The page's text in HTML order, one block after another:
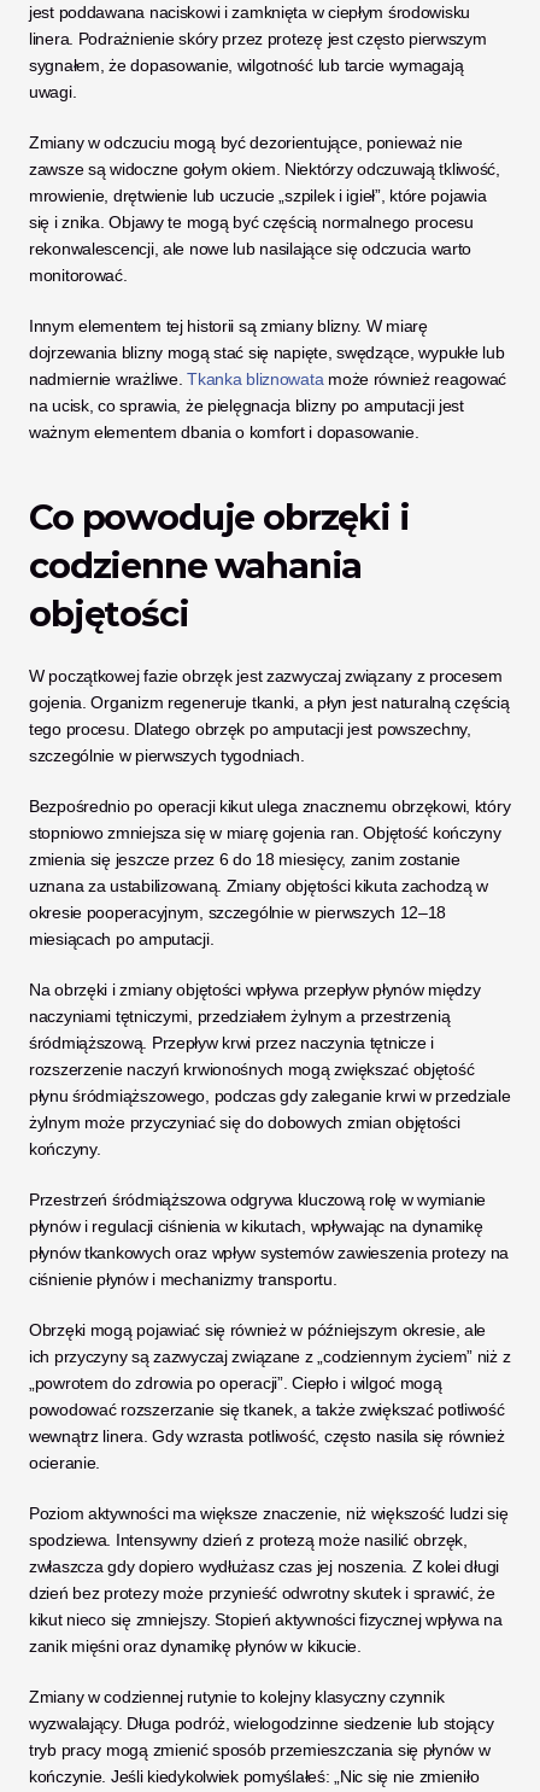
jest poddawana naciskowi i zamknięta w ciepłym środowisku
linera. Podrażnienie skóry przez protezę jest często pierwszym
sygnałem, że dopasowanie, wilgotność lub tarcie wymagają
uwagi.
Zmiany w odczuciu mogą być dezorientujące, ponieważ nie
zawsze są widoczne gołym okiem. Niektórzy odczuwają tkliwość,
mrowienie, drętwienie lub uczucie „szpilek i igieł”, które pojawia
się i znika. Objawy te mogą być częścią normalnego procesu
rekonwalescencji, ale nowe lub nasilające się odczucia warto
monitorować.
Innym elementem tej historii są zmiany blizny. W miarę
dojrzewania blizny mogą stać się napięte, swędzące, wypukłe lub
nadmiernie wrażliwe. Tkanka bliznowata może również reagować
na ucisk, co sprawia, że pielęgnacja blizny po amputacji jest
ważnym elementem dbania o komfort i dopasowanie.
Co powoduje obrzęki i
codzienne wahania
objętości
W początkowej fazie obrzęk jest zazwyczaj związany z procesem
gojenia. Organizm regeneruje tkanki, a płyn jest naturalną częścią
tego procesu. Dlatego obrzęk po amputacji jest powszechny,
szczególnie w pierwszych tygodniach.
Bezpośrednio po operacji kikut ulega znacznemu obrzękowi, który
stopniowo zmniejsza się w miarę gojenia ran. Objętość kończyny
zmienia się jeszcze przez 6 do 18 miesięcy, zanim zostanie
uznana za ustabilizowaną. Zmiany objętości kikuta zachodzą w
okresie pooperacyjnym, szczególnie w pierwszych 12–18
miesiącach po amputacji.
Na obrzęki i zmiany objętości wpływa przepływ płynów między
naczyniami tętniczymi, przedziałem żylnym a przestrzenią
śródmiąższową. Przepływ krwi przez naczynia tętnicze i
rozszerzenie naczyń krwionośnych mogą zwiększać objętość
płynu śródmiąższowego, podczas gdy zaleganie krwi w przedziale
żylnym może przyczyniać się do dobowych zmian objętości
kończyny.
Przestrzeń śródmiąższowa odgrywa kluczową rolę w wymianie
płynów i regulacji ciśnienia w kikutach, wpływając na dynamikę
płynów tkankowych oraz wpływ systemów zawieszenia protezy na
ciśnienie płynów i mechanizmy transportu.
Obrzęki mogą pojawiać się również w późniejszym okresie, ale
ich przyczyny są zazwyczaj związane z „codziennym życiem” niż z
„powrotem do zdrowia po operacji”. Ciepło i wilgoć mogą
powodować rozszerzanie się tkanek, a także zwiększać potliwość
wewnątrz linera. Gdy wzrasta potliwość, często nasila się również
ocieranie.
Poziom aktywności ma większe znaczenie, niż większość ludzi się
spodziewa. Intensywny dzień z protezą może nasilić obrzęk,
zwłaszcza gdy dopiero wydłużasz czas jej noszenia. Z kolei długi
dzień bez protezy może przynieść odwrotny skutek i sprawić, że
kikut nieco się zmniejszy. Stopień aktywności fizycznej wpływa na
zanik mięśni oraz dynamikę płynów w kikucie.
Zmiany w codziennej rutynie to kolejny klasyczny czynnik
wyzwalający. Długa podróż, wielogodzinne siedzenie lub stojący
tryb pracy mogą zmienić sposób przemieszczania się płynów w
kończynie. Jeśli kiedykolwiek pomyślałeś: „Nic się nie zmieniło